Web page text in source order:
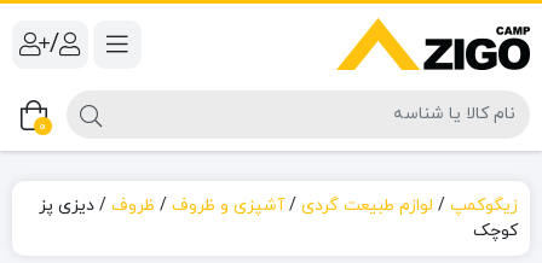
/
0
زیگوکمپ / لوازم طبیعت گردی /آشپزی و ظروف / ظروف / دیزی پز
کوچک